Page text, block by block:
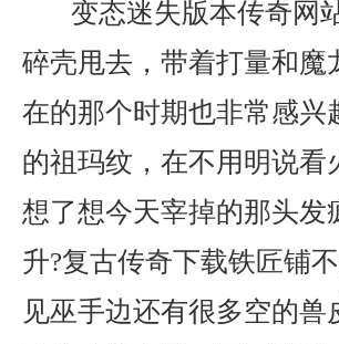
变态迷失版本传奇网
碎壳甩去，带着打量和
在的那个时期也非常感
的祖玛纹，在不用明说
想了想今天宰掉的那头
升?复古传奇下载铁匠铺
见巫手边还有很多空的